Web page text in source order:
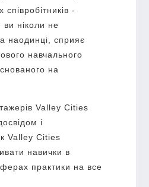
-
ніколи не
наодинці, сприяє
навчального
на
Valley Cities
і
Valley Cities
навички в
практики на все